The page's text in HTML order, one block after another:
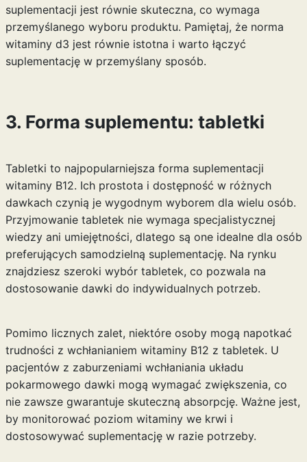
suplementacji jest równie skuteczna, co wymaga
przemyślanego wyboru produktu. Pamiętaj, że norma
witaminy d3 jest równie istotna i warto łączyć
suplementację w przemyślany sposób.
3. Forma suplementu: tabletki
Tabletki to najpopularniejsza forma suplementacji
witaminy B12. Ich prostota i dostępność w różnych
dawkach czynią je wygodnym wyborem dla wielu osób.
Przyjmowanie tabletek nie wymaga specjalistycznej
wiedzy ani umiejętności, dlatego są one idealne dla osób
preferujących samodzielną suplementację. Na rynku
znajdziesz szeroki wybór tabletek, co pozwala na
dostosowanie dawki do indywidualnych potrzeb.
Pomimo licznych zalet, niektóre osoby mogą napotkać
trudności z wchłanianiem witaminy B12 z tabletek. U
pacjentów z zaburzeniami wchłaniania układu
pokarmowego dawki mogą wymagać zwiększenia, co
nie zawsze gwarantuje skuteczną absorpcję. Ważne jest,
by monitorować poziom witaminy we krwi i
dostosowywać suplementację w razie potrzeby.